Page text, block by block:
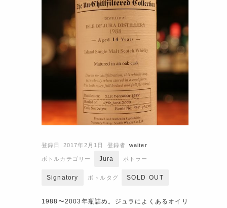
登録日 2017年2月1日 登録者 waiter
ボトルカテゴリー Jura ボトラー
Signatory ボトルタグ SOLD OUT
1988〜2003年瓶詰め。ジュラによくあるオイリ